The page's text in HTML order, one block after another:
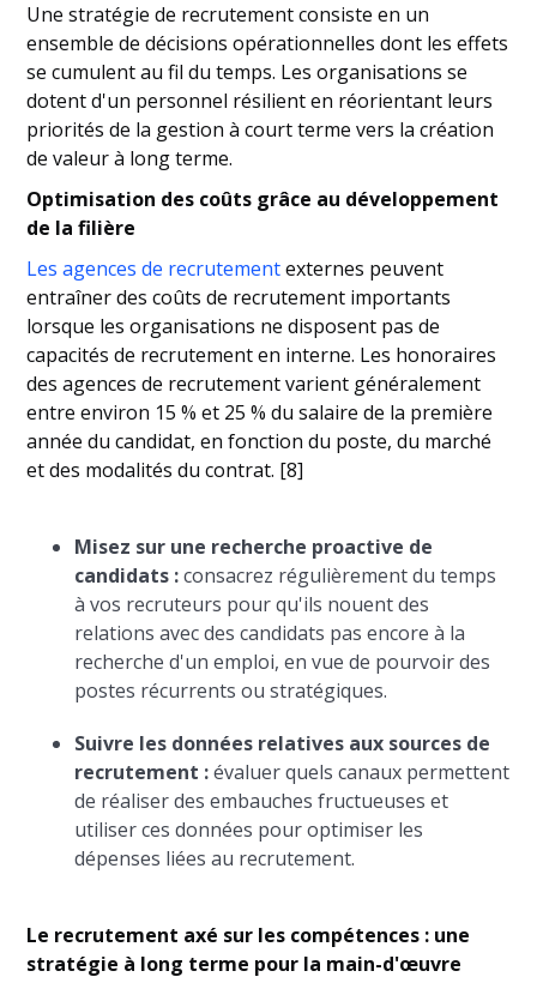
Une stratégie de recrutement consiste en un
ensemble de décisions opérationnelles dont les effets
se cumulent au fil du temps. Les organisations se
dotent d'un personnel résilient en réorientant leurs
priorités de la gestion à court terme vers la création
de valeur à long terme.
Optimisation des coûts grâce au développement
de la filière
Les agences de recrutementexternes peuvent
entraîner des coûts de recrutement importants
lorsque les organisations ne disposent pas de
capacités de recrutement en interne. Les honoraires
des agences de recrutement varient généralement
entre environ 15 % et 25 % du salaire de la première
année du candidat, en fonction du poste, du marché
et des modalités du contrat. [8]
Misez sur une recherche proactive de
candidats :consacrez régulièrement du temps
à vos recruteurs pour qu'ils nouent des
relations avec des candidats pas encore à la
recherche d'un emploi, en vue de pourvoir des
postes récurrents ou stratégiques.
Suivre les données relatives aux sources de
recrutement :évaluer quels canaux permettent
de réaliser des embauches fructueuses et
utiliser ces données pour optimiser les
dépenses liées au recrutement.
Le recrutement axé sur les compétences : une
stratégie à long terme pour la main-d'œuvre